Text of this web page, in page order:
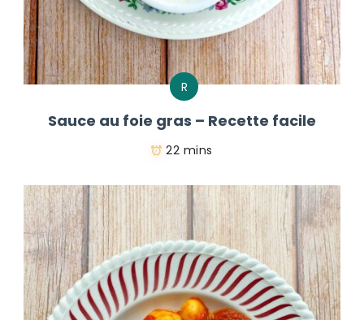
R
Sauce au foie gras – Recette facile
22 mins